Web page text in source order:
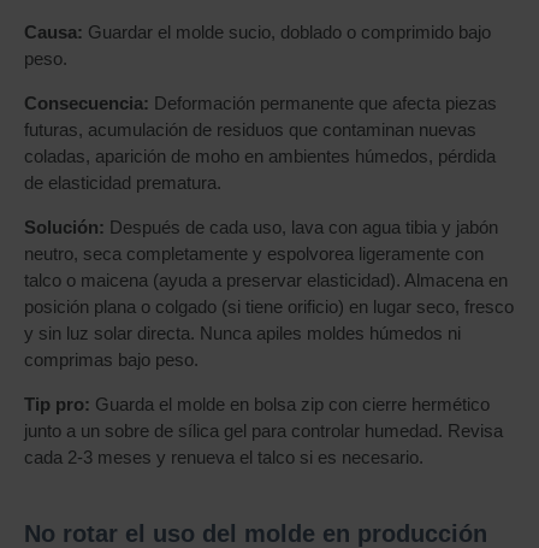
Causa: Guardar el molde sucio, doblado o comprimido bajo
peso.
Consecuencia: Deformación permanente que afecta piezas
futuras, acumulación de residuos que contaminan nuevas
coladas, aparición de moho en ambientes húmedos, pérdida
de elasticidad prematura.
Solución: Después de cada uso, lava con agua tibia y jabón
neutro, seca completamente y espolvorea ligeramente con
talco o maicena (ayuda a preservar elasticidad). Almacena en
posición plana o colgado (si tiene orificio) en lugar seco, fresco
y sin luz solar directa. Nunca apiles moldes húmedos ni
comprimas bajo peso.
Tip pro: Guarda el molde en bolsa zip con cierre hermético
junto a un sobre de sílica gel para controlar humedad. Revisa
cada 2-3 meses y renueva el talco si es necesario.
No rotar el uso del molde en producción